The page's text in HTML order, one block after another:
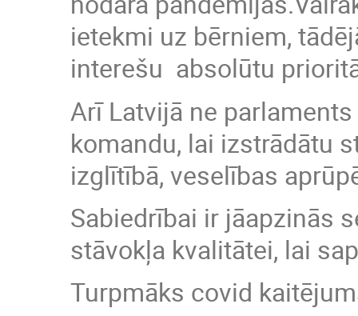
ietekmi uz bērniem,
interešu absolūtu
Arī Latvijā ne
komandu, lai izstrādātu
izglītībā, veselības
Sabiedrībai ir jāapzinās
stāvokļa kvalitātei, lai
Turpmāks covid